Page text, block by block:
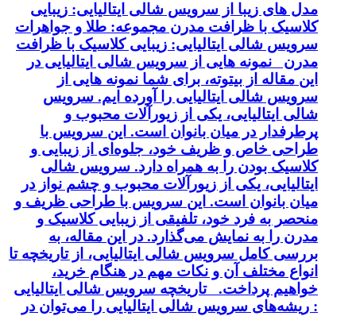
مدل های زیبا از سرویس شالی ایتالیایی: زیبایی
کلاسیک با ظرافت مدرن مجموعه: طلا و جواهرات
سرویس شالی ایتالیایی: زیبایی کلاسیک با ظرافت
مدرن نمونه هایی از سرویس شالی ایتالیایی در
این مقاله از بیتوته، برای شما نمونه هایی از
سرویس شالی ایتالیایی را آورده ایم. سرویس
شالی ایتالیایی، یکی از زیورآلات محبوب و
پرطرفدار در میان بانوان است. این سرویس با
طراحی خاص و ظریف خود، جلوه‌ای از زیبایی و
کلاسیک بودن را به همراه دارد. سرویس شالی
ایتالیایی، یکی از زیورآلات محبوب و چشم نواز در
میان بانوان است. این سرویس با طراحی ظریف و
منحصر به فرد خود، تلفیقی از زیبایی کلاسیک و
مدرن را به نمایش می‌گذارد. در این مقاله، به
بررسی کامل سرویس شالی ایتالیایی، از تاریخچه تا
انواع مختلف آن و نکات مهم در هنگام خرید،
خواهیم پرداخت. تاریخچه سرویس شالی ایتالیایی
: ریشه‌های سرویس شالی ایتالیایی را می‌توان در